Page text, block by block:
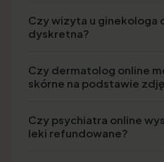
Czy wizyta u ginekologa
dyskretna?
Czy dermatolog online
skórne na podstawie
Czy psychiatra online
leki refundowane?